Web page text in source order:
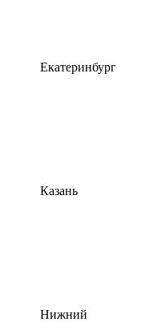
Екатеринбург
Казань
Нижний